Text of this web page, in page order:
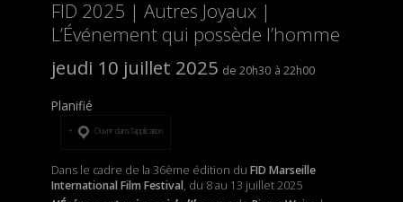
FID 2025 | Autres Joyaux |
L’Événement qui possède l’homme
jeudi 10 juillet 2025
20h30 22h00
Planifié
Ouvrir dans l’application
Dans le cadre de la 36ème édition du FID Marseille
International Film Festival, du 8 au 13 juillet 2025